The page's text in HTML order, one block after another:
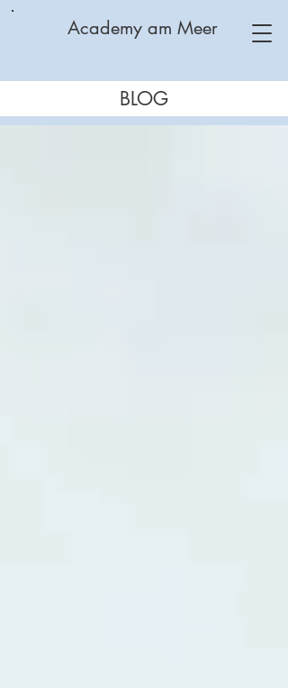
Academy am Meer
BLOG